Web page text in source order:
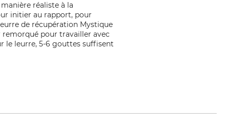
réaliste à la
initier au rapport, pour
de récupération Mystique
remorqué pour travailler avec
le leurre, 5-6 gouttes suffisent